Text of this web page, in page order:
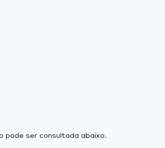
pode ser consultada abaixo.